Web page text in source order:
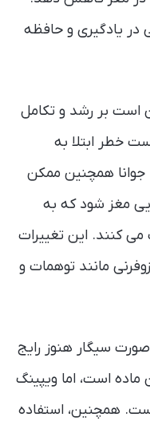
در یادگیری و حافظه
است بر رشد و تکامل
خطر ابتلا به
جوانا همچنین ممکن
مغز شود که به
می کنند. این تغییرات
مانند توهمات و
سیگار هنوز رایج
ماده است، اما ویپینگ
همچنین، استفاده